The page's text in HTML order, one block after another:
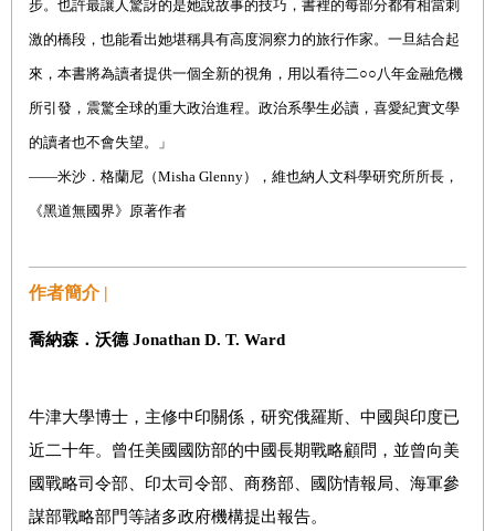
步。也許最讓人驚訝的是她說故事的技巧，書裡的每部分都有相當刺
激的橋段，也能看出她堪稱具有高度洞察力的旅行作家。一旦結合起
來，本書將為讀者提供一個全新的視角，用以看待二 ○○ 八年金融危機
所引發，震驚全球的重大政治進程。政治系學生必讀，喜愛紀實文學
的讀者也不會失望。」
――米沙．格蘭尼（Misha Glenny），維也納人文科學研究所所長，
《黑道無國界》原著作者
作者簡介 |
喬納森．沃德 Jonathan D. T. Ward
牛津大學博士，主修中印關係，研究俄羅斯、中國與印度已
近二十年。曾任美國國防部的中國長期戰略顧問，並曾向美
國戰略司令部、印太司令部、商務部、國防情報局、海軍參
謀部戰略部門等諸多政府機構提出報告。